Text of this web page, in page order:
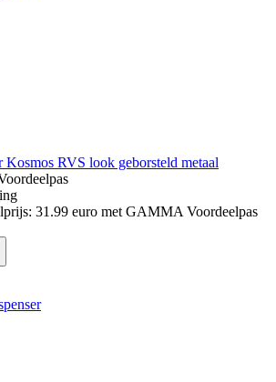
Kosmos RVS look geborsteld metaal
31.99 euro met GAMMA Voordeelpas